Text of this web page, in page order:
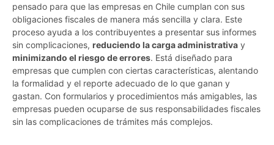
pensado para que las empresas en Chile cumplan con sus
obligaciones fiscales de manera más sencilla y clara. Este
proceso ayuda a los contribuyentes a presentar sus informes
sin complicaciones, reduciendo la carga administrativa y
minimizando el riesgo de errores. Está diseñado para
empresas que cumplen con ciertas características, alentando
la formalidad y el reporte adecuado de lo que ganan y
gastan. Con formularios y procedimientos más amigables, las
empresas pueden ocuparse de sus responsabilidades fiscales
sin las complicaciones de trámites más complejos.